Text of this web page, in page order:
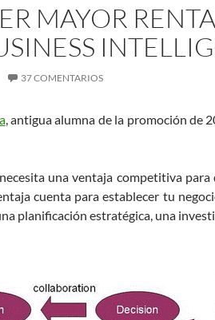
MAYOR
37 COMENTARIOS
, antigua alumna de la promoción de
una ventaja competitiva
cuenta para establecer tu
planificación estratégica, una